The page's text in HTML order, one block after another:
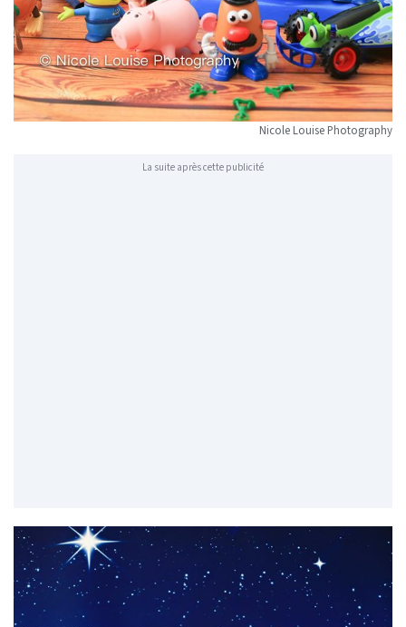
Nicole Louise Photography
La suite après cette publicité